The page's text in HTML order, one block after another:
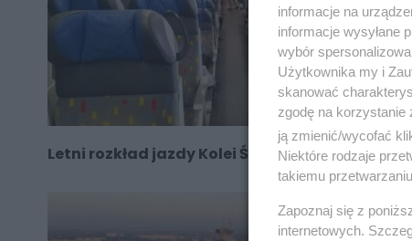
Letni rozkład jazdy Kolei Śląskich 2021
informacje na
informacje wysyłane
wybór
Użytkownika my i
skanować
zgodę na korzystanie
ją zmienić/wycofać
Niektóre rodzaje
takiemu
Zapoznaj się z
internetowych.